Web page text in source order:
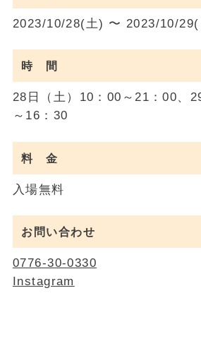
2023/10/28(土) 〜 2023/10/29(
時 間
28日（土）10：00～21：00、
～16：30
料 金
入場無料
お問い合わせ
0776-30-0330
Instagram